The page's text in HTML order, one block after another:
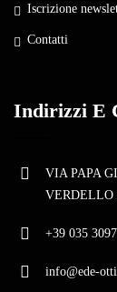
Iscrizione
Contatti
Indirizzi E
VIA PAPA
VERDELLO
+39 035
info@ede-